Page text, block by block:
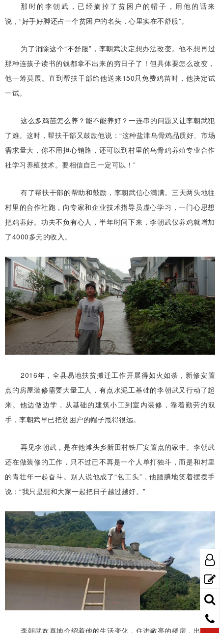
那时的李朝武，已经摘掉了贫困户的帽子，用他的话来
说，“好手好脚还占一个贫困户的名头，心里实在不舒服”。
为了消除这个“不舒服”，李朝武决定想办法改变。他不想再过
那种连孩子读书的钱都拿不出来的穷日子了！但具体要怎么改变，
他一筹莫展。直到帮扶干部给他送来150只免费鸡苗时，他决定试
一试。
这么多鸡苗怎么养？能不能养好？一连串的问题又让李朝武犯
了难。这时，帮扶干部又鼓励他说：“这种盐津乌骨鸡品质好、市场
需求量大，你不用担心销路，还可以到村里的乌骨鸡养殖专业合作
社学习养殖技术。要相信自己一定可以！”
有了帮扶干部的帮助和鼓励，李朝武信心满满。三天两头地往
村里的合作社跑，向专家和企业技术指导员虚心学习，一门心思想
把鸡养好。功夫不负有心人，半年时间下来，李朝武仅养鸡就增加
了4000多元的收入。
2016年，全县易地扶贫搬迁工作开展得如火如荼，新修安置
点的房屋装修需要大量工人，有点水泥工基础的李朝武又行动了起
来。他边做边学，从基础的建筑小工到室内装修，靠着勤劳的双
手，李朝武早已把贫困户的帽子甩得很远。
再见李朝武，是在他滩头乡新田村铁厂安置点的家中。李朝武
还在做装修的工作，只不过已不再是一个人单打独斗，而是和村里
的青壮年一起奋斗。别人说他成了“包工头”，他腼腆地笑着摆摆手
说：“我只是想和大家一起把日子越过越好。”
李朝武欢喜地介绍着他的生活变化，住进敞亮的楼房，出门就